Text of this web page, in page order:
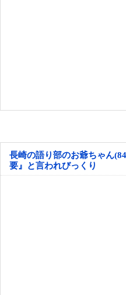
長崎の語り部のお爺ちゃん
要』と言われびっくり